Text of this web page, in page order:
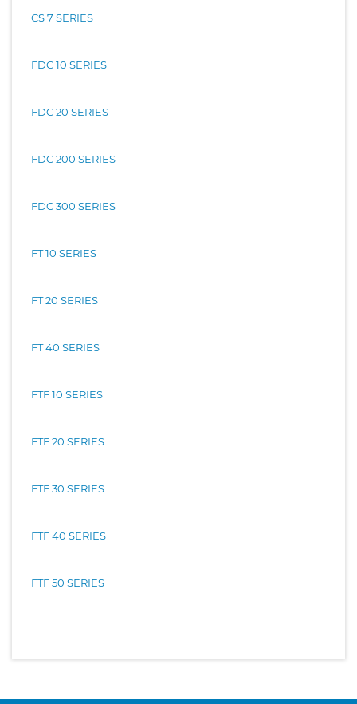
CS 7 SERIES
FDC 10 SERIES
FDC 20 SERIES
FDC 200 SERIES
FDC 300 SERIES
FT 10 SERIES
FT 20 SERIES
FT 40 SERIES
FTF 10 SERIES
FTF 20 SERIES
FTF 30 SERIES
FTF 40 SERIES
FTF 50 SERIES